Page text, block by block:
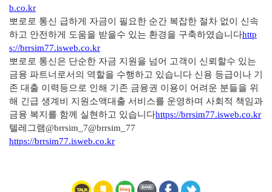
b.co.kr
뽀로로 통신 급하게 자금이 필요한 순간 복잡한 절차 없이 신속
하고 안전하게 도움을 받을수 있는 환경을 구축하였습니다http
s://brrsim77.isweb.co.kr
뽀로로 통신은 단순한 자금 지원을 넘어 고객이 신뢰할수 있는
금융 파트너로서의 역할을 수행하고 있습니다 신용 등급이나 기
존 대출 이력등으로 인해 기존 금융권 이용이 어려운 분들을 위
해 긴급 생계비 지원소액대출 서비스를 운영하며 사회적 책임과
금융 복지를 함께 실현하고 있습니다https://brrsim77.isweb.co.kr
텔레그램@brrsim_7@brrsim_77
https://brrsim77.isweb.co.kr